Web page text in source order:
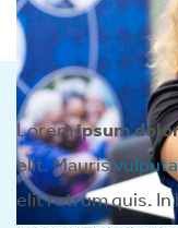
Loremipsum
elit. Mauris
elit rutrum quis.